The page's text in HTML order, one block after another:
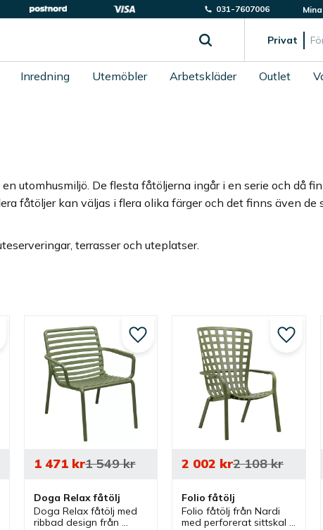
031-7607006
Privat
Inredning Utemöbler Arbetskläder Outlet
utomhusmiljö. De flesta fåtöljerna ingår i en serie och då
fåtöljer kan väljas i flera olika färger och det finns även de
terrasser och uteplatser.
till i favoriter
Doga Relax fåtölj
Doga Relax fåtölj med
ribbad design från
1 471kr1 549kr
Lägg till i favoriter
Folio fåtölj
Folio fåtölj från Nardi
med perforerat sittskal
2 002 kr2 108kr
Lägg